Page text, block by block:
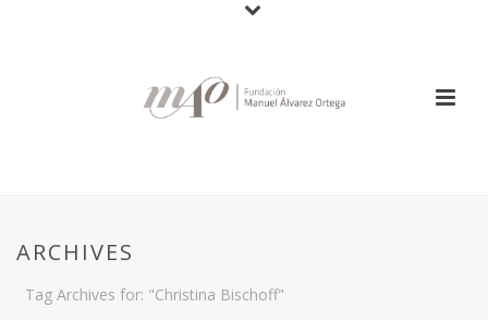
ARCHIVES
Tag Archives for: "Christina Bischoff"